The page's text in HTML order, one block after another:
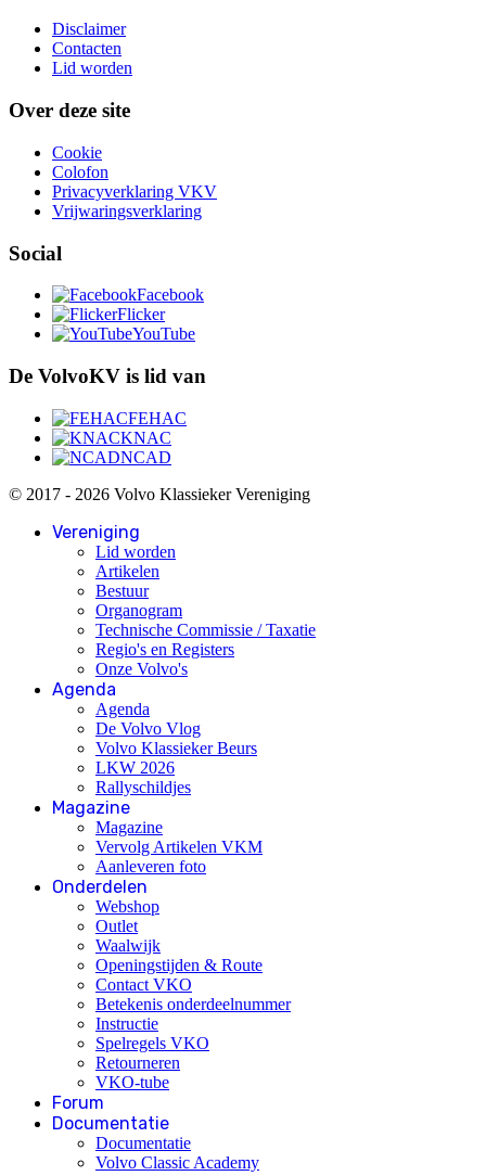
Disclaimer
Contacten
Lid worden
Over deze site
Cookie
Colofon
Privacyverklaring VKV
Vrijwaringsverklaring
Social
Facebook
Flicker
YouTube
De VolvoKV is lid van
FEHAC
KNAC
NCAD
© 2017 - 2026 Volvo Klassieker Vereniging
Vereniging
Lid worden
Artikelen
Bestuur
Organogram
Technische Commissie / Taxatie
Regio's en Registers
Onze Volvo's
Agenda
Agenda
De Volvo Vlog
Volvo Klassieker Beurs
LKW 2026
Rallyschildjes
Magazine
Magazine
Vervolg Artikelen VKM
Aanleveren foto
Onderdelen
Webshop
Outlet
Waalwijk
Openingstijden & Route
Contact VKO
Betekenis onderdeelnummer
Instructie
Spelregels VKO
Retourneren
VKO-tube
Forum
Documentatie
Documentatie
Volvo Classic Academy